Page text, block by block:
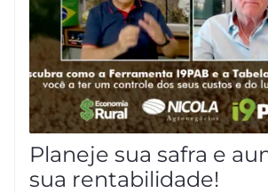
Planeje sua safra e
sua rentabilidade!